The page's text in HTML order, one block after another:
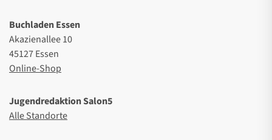
Buchladen Essen
Akazienallee 10
45127 Essen
Online-Shop
Jugendredaktion Salon5
Alle Standorte